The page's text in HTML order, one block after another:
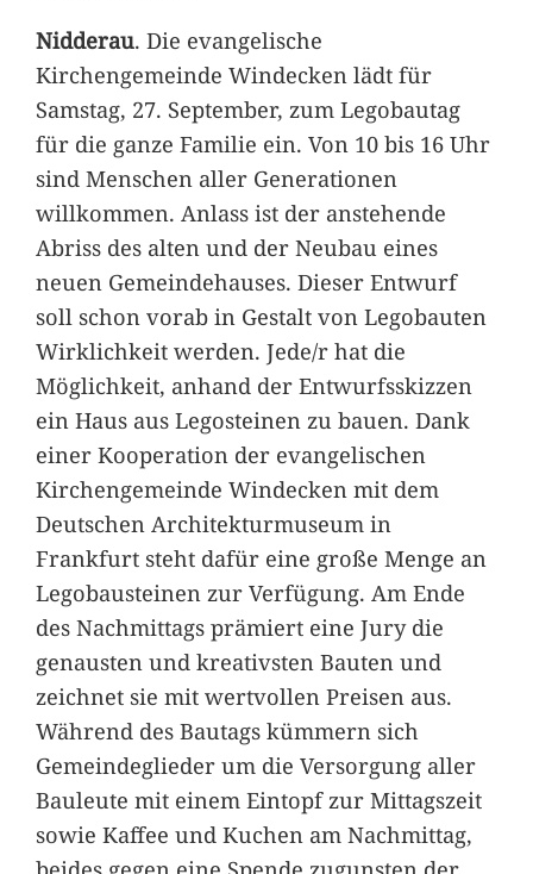
Nidderau. Die evangelische
Kirchengemeinde Windecken lädt für
Samstag, 27. September, zum Legobautag
für die ganze Familie ein. Von 10 bis 16 Uhr
sind Menschen aller Generationen
willkommen. Anlass ist der anstehende
Abriss des alten und der Neubau eines
neuen Gemeindehauses. Dieser Entwurf
soll schon vorab in Gestalt von Legobauten
Wirklichkeit werden. Jede/r hat die
Möglichkeit, anhand der Entwurfsskizzen
ein Haus aus Legosteinen zu bauen. Dank
einer Kooperation der evangelischen
Kirchengemeinde Windecken mit dem
Deutschen Architekturmuseum in
Frankfurt steht dafür eine große Menge an
Legobausteinen zur Verfügung. Am Ende
des Nachmittags prämiert eine Jury die
genausten und kreativsten Bauten und
zeichnet sie mit wertvollen Preisen aus.
Während des Bautags kümmern sich
Gemeindeglieder um die Versorgung aller
Bauleute mit einem Eintopf zur Mittagszeit
sowie Kaffee und Kuchen am Nachmittag,